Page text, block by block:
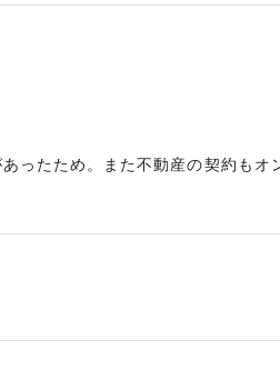
ったため。また不動産の契約もオ